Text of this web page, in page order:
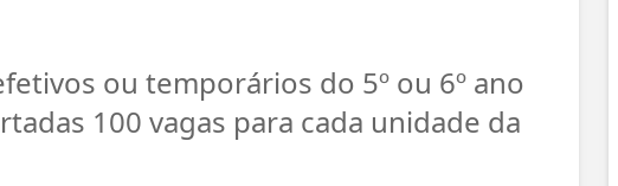
ou temporários do 5º ou 6º ano
100 vagas para cada unidade da